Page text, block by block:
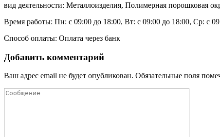
вид деятельности: Металлоизделия, Полимерная порошковая
Время работы: Пн: с 09:00 до 18:00, Вт: с 09:00 до 18:00, Ср: с
Способ оплаты: Оплата через банк
Добавить комментарий
Ваш адрес email не будет опубликован. Обязательные поля